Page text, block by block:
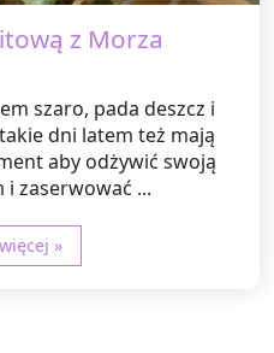
z Morza
szaro, pada deszcz i
dni latem też mają
aby odżywić swoją
i zaserwować ...
»